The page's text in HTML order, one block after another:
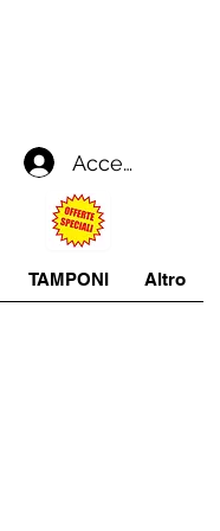
Accedi
TAMPONI Altro